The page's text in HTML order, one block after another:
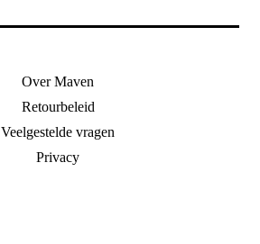
Over Maven
Retourbeleid
Veelgestelde vragen
Privacy